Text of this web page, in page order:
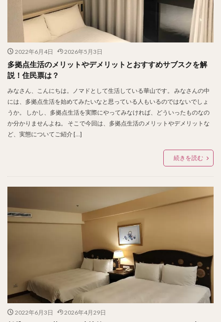
2022年6月4日 2026年5月3日
多拠点生活のメリットやデメリットとおすすめサブスクを解
説！住民票は？
みなさん、こんにちは。ノマドとして生活している華山です。 みなさんの中
には、多拠点生活を始めてみたいなと思っている人もいるのではないでしょ
うか。 しかし、多拠点生活を実際にやってみなければ、どういったものなの
か分かりませんよね。 そこで今回は、多拠点生活のメリットやデメリットな
ど、実態についてご紹介 […]
続きを読む
2022年6月3日 2026年4月29日